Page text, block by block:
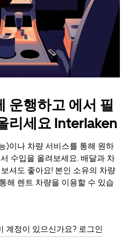
운행하고 에서 필
리세요 Interlaken
)이나 차량 서비스를 통해 원하
수입을 올려보세요. 배달과 차
셔도 좋아요! 본인 소유의 차량
해 렌트 차량을 이용할 수 있습
계정이 있으신가요? 로그인